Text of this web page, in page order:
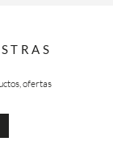
ofertas